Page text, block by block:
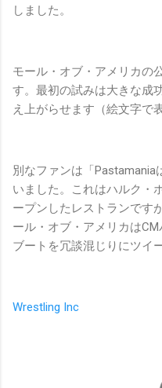
しました。
モール・オブ・アメリカの
す。最初の試みは大きな成
え上がらせます（絵文字で
別なファンは「Pastamania
いました。これはハルク・
ープンしたレストランです
ール・オブ・アメリカは
ブートを冗談混じりにツイ
Wrestling Inc